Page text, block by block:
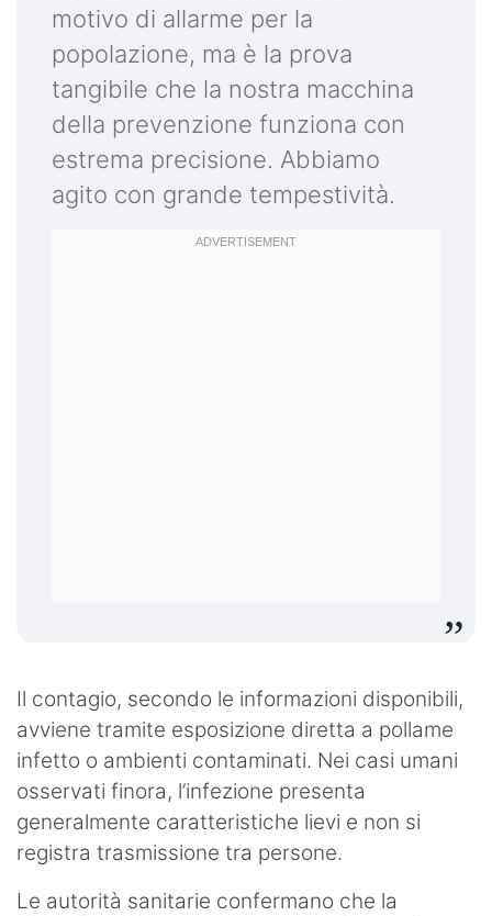
motivo di allarme per la
popolazione, ma è la prova
tangibile che la nostra macchina
della prevenzione funziona con
estrema precisione. Abbiamo
agito con grande tempestività.
Il contagio, secondo le informazioni disponibili,
avviene tramite esposizione diretta a pollame
infetto o ambienti contaminati. Nei casi umani
osservati finora, l’infezione presenta
generalmente caratteristiche lievi e non si
registra trasmissione tra persone.
Le autorità sanitarie confermano che la